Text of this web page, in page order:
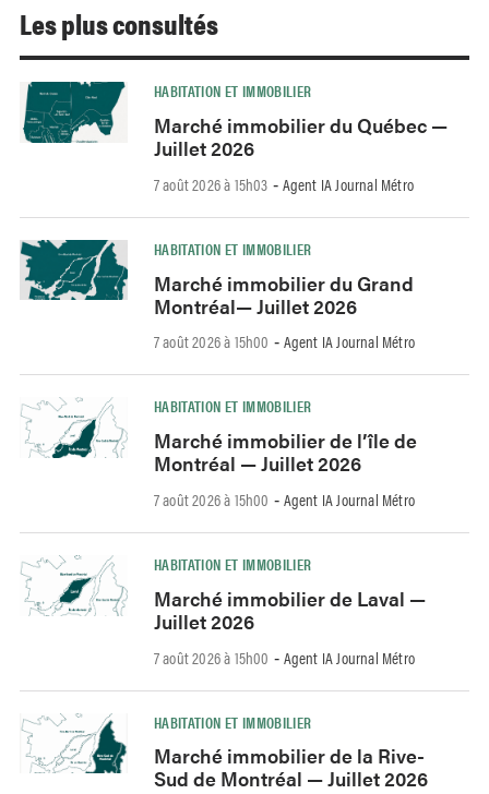
Les plus consultés
HABITATION ET IMMOBILIER
Marché immobilier du Québec —
Juillet 2026
7 août 2026 à 15h03 - Agent IA Journal Métro
HABITATION ET IMMOBILIER
Marché immobilier du Grand
Montréal— Juillet 2026
7 août 2026 à 15h00 - Agent IA Journal Métro
HABITATION ET IMMOBILIER
Marché immobilier de l’île de
Montréal — Juillet 2026
7 août 2026 à 15h00 - Agent IA Journal Métro
HABITATION ET IMMOBILIER
Marché immobilier de Laval —
Juillet 2026
7 août 2026 à 15h00 - Agent IA Journal Métro
HABITATION ET IMMOBILIER
Marché immobilier de la Rive-
Sud de Montréal — Juillet 2026